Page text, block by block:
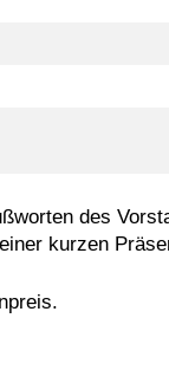
des
kurzen